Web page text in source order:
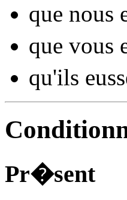
que nous
que vous
qu'ils
Pr�sent